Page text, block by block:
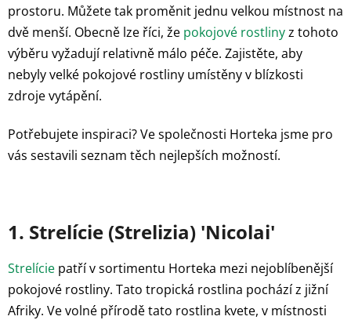
prostoru. Můžete tak proměnit jednu velkou místnost na
dvě menší. Obecně lze říci, že pokojové rostlinyz tohoto
výběru vyžadují relativně málo péče. Zajistěte, aby
nebyly velké pokojové rostliny umístěny v blízkosti
zdroje vytápění.
Potřebujete inspiraci? Ve společnosti Horteka jsme pro
vás sestavili seznam těch nejlepších možností.
1. Strelície (Strelizia) 'Nicolai'
Strelície patří v sortimentu Horteka mezi nejoblíbenější
pokojové rostliny. Tato tropická rostlina pochází z jižní
Afriky. Ve volné přírodě tato rostlina kvete, v místnosti